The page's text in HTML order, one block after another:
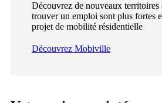
Découvrez de nouveaux territoires
trouver un emploi sont plus fortes
projet de mobilité résidentielle
Découvrez Mobiville